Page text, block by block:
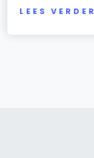
LEES VERDER